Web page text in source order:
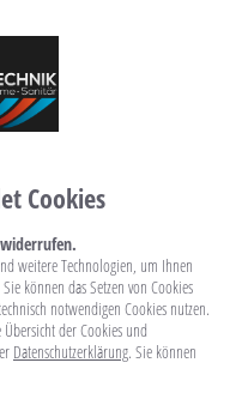
Cookies
weitere Technologien, um Ihnen
können das Setzen von Cookies
notwendigen Cookies nutzen.
der Cookies und
Datenschutzerklärung. Sie können